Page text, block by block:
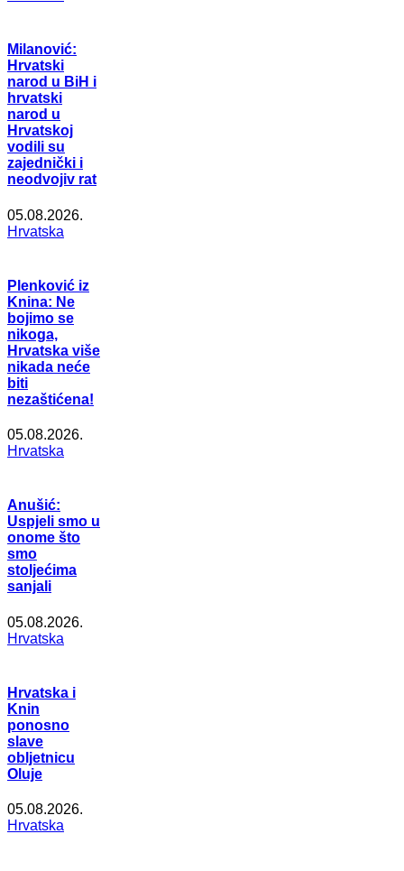
Milanović:
Hrvatski
narod u BiH i
hrvatski
narod u
Hrvatskoj
vodili su
zajednički i
neodvojiv rat
05.08.2026.
Hrvatska
Plenković iz
Knina: Ne
bojimo se
nikoga,
Hrvatska više
nikada neće
biti
nezaštićena!
05.08.2026.
Hrvatska
Anušić:
Uspjeli smo u
onome što
smo
stoljećima
sanjali
05.08.2026.
Hrvatska
Hrvatska i
Knin
ponosno
slave
obljetnicu
Oluje
05.08.2026.
Hrvatska